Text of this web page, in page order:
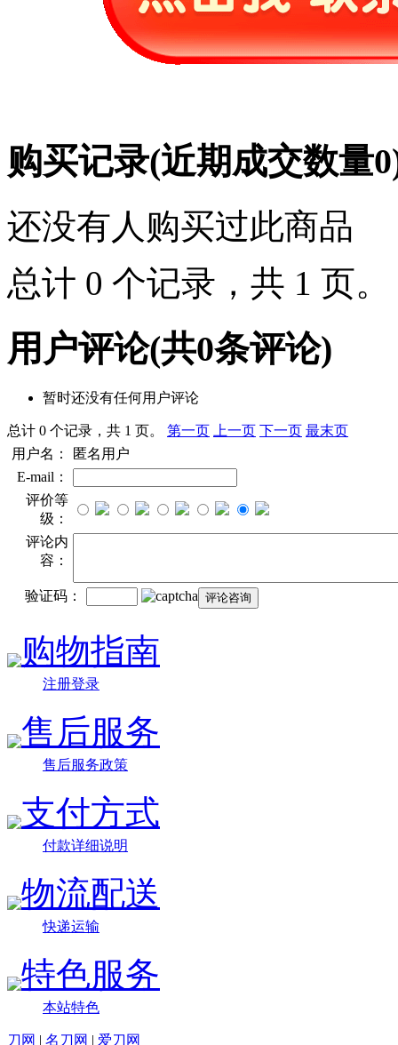
购买记录(近期成交数量0
还没有人购买过此商品
总计 0 个记录，共 1 页。
用户评论(共0条评论)
暂时还没有任何用户评论
总计 0 个记录，共 1 页。 第一页 上一页 下一页 最末页
用户名：
匿名用户
E-mail：
评价等
级：
评论内
容：
验证码：
购物指南
注册登录
售后服务
售后服务政策
支付方式
付款详细说明
物流配送
快递运输
特色服务
本站特色
刀网 | 名刀网 | 爱刀网